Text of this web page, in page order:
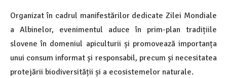
Organizat în cadrul manifestărilor dedicate Zilei Mondiale
a Albinelor, evenimentul aduce în prim-plan tradițiile
slovene în domeniul apiculturii și promovează importanța
unui consum informat și responsabil, precum și necesitatea
protejării biodiversității și a ecosistemelor naturale.